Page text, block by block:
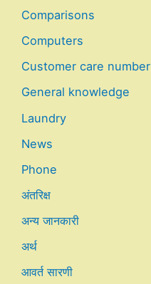
Comparisons
Computers
Customer care number
General knowledge
Laundry
News
Phone
अंतरिक्ष
अन्य जानकारी
अर्थ
आवर्त सारणी